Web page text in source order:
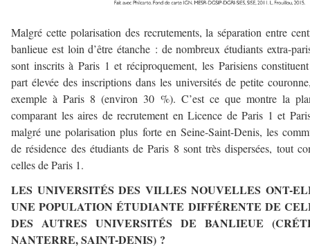
Malgré cette polarisation des recrutements, la séparation entre
banlieue est loin d’être étanche : de nombreux étudiants extra-
sont inscrits à Paris 1 et réciproquement, les Parisiens
part élevée des inscriptions dans les universités de petite
exemple à Paris 8 (environ 30 %). C’est ce que montre la
comparant les aires de recrutement en Licence de Paris 1 et
malgré une polarisation plus forte en Seine-Saint-Denis, les
de résidence des étudiants de Paris 8 sont très dispersées, tout
celles de Paris 1.
LES UNIVERSITÉS DES VILLES NOUVELLES ONT-
UNE POPULATION ÉTUDIANTE DIFFÉRENTE DE
DES AUTRES UNIVERSITÉS DE BANLIEUE
NANTERRE, SAINT-DENIS) ?